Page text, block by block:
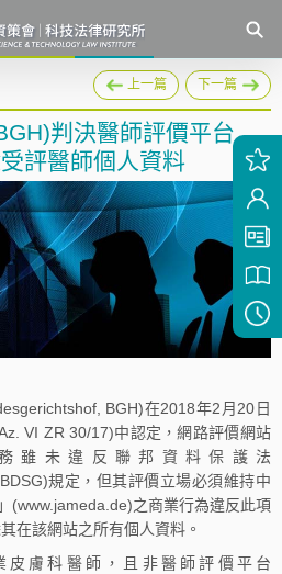
上一篇 下一篇
判決醫師評價平台
評醫師個人資料
BGH)在2018年2月20日
VI ZR 30/17)中認定，網路評價網站
務雖未違反聯邦資料保護法
規定，但其評價立場必須維持中
(www.jameda.de)之商業行為違反此項
在該網站之所有個人資料。
膚科醫師，且非醫師評價平台